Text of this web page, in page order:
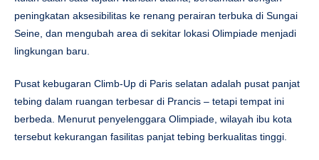
peningkatan aksesibilitas ke renang perairan terbuka di Sungai
Seine, dan mengubah area di sekitar lokasi Olimpiade menjadi
lingkungan baru.
‌Pusat kebugaran Climb-Up di Paris selatan adalah pusat panjat
tebing dalam ruangan terbesar di Prancis – tetapi tempat ini
berbeda. ‌Menurut penyelenggara Olimpiade, wilayah ibu kota
tersebut kekurangan fasilitas panjat tebing berkualitas tinggi.